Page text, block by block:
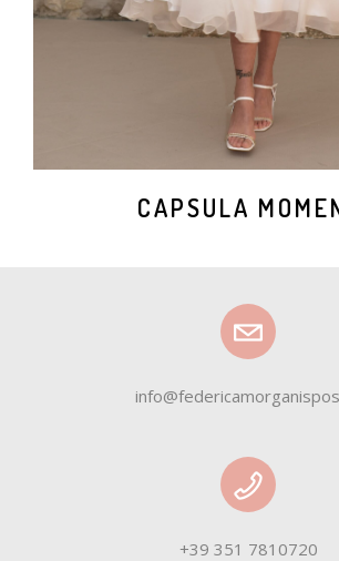
CAPSULA
+39 351 7810720